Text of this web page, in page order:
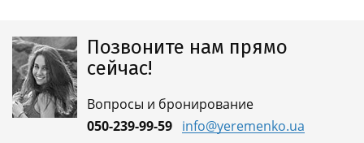
Позвоните нам прямо
сейчас!
Вопросы и бронирование
050-239-99-59 info@yeremenko.ua